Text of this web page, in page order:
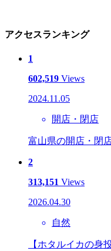
アクセスランキング
1
602,519 Views
2024.11.05
開店・閉店
富山県の開店・閉
2
313,151 Views
2026.04.30
自然
【ホタルイカの身